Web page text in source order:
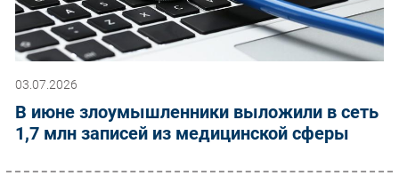
03.07.2026
В июне злоумышленники выложили в сеть
1,7 млн записей из медицинской сферы